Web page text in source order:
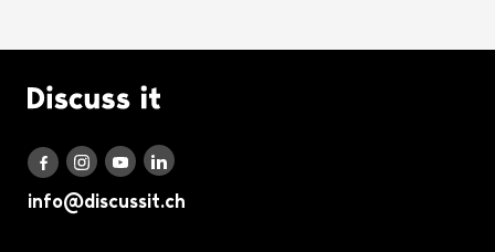
Logo Discuss it
Discuss it auf Facebook
Discuss it auf Instagram
Discuss it auf Youtube
Discuss it auf LinkedIn
info@discussit.ch